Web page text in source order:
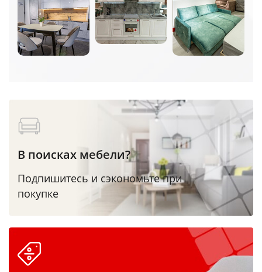
В поисках мебели?
Подпишитесь и сэкономьте при
покупке